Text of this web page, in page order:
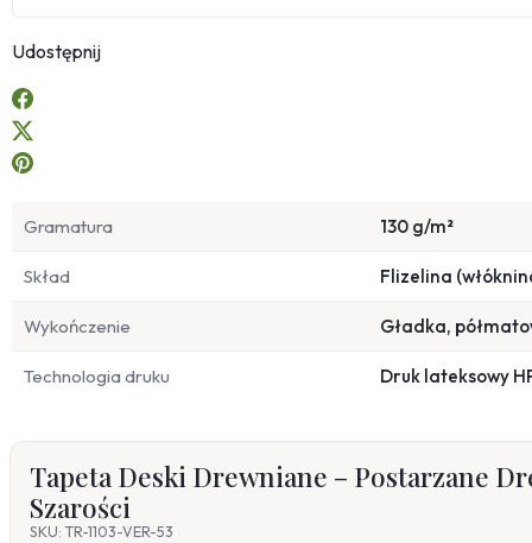
Udostępnij
Gramatura 130 g/m²
Skład Flizelina
Wykończenie Gładka,
Technologia druku Druk lateksowy
Tapeta Deski Drewniane – Postarzane
Szarości
SKU: TR-1103-VER-53